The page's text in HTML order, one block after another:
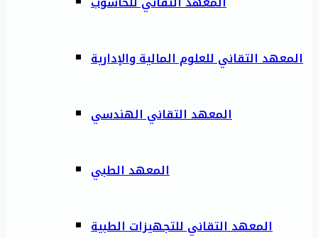
المعهد التقاني للعلوم المالية والإدارية
المعهد التقاني الهندسي
المعهد الطبي
المعهد التقاني للتجهيزات الطبية